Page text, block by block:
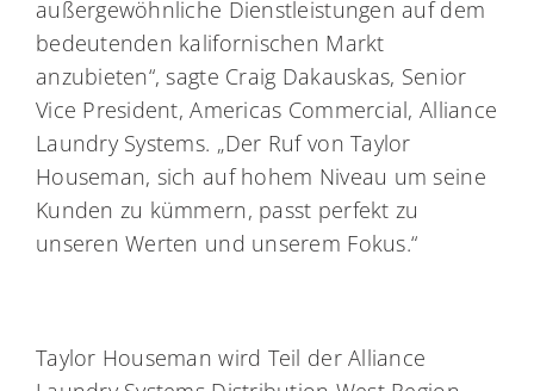
außergewöhnliche Dienstleistungen auf dem
bedeutenden kalifornischen Markt
anzubieten“, sagte Craig Dakauskas, Senior
Vice President, Americas Commercial, Alliance
Laundry Systems. „Der Ruf von Taylor
Houseman, sich auf hohem Niveau um seine
Kunden zu kümmern, passt perfekt zu
unseren Werten und unserem Fokus.“
Taylor Houseman wird Teil der Alliance